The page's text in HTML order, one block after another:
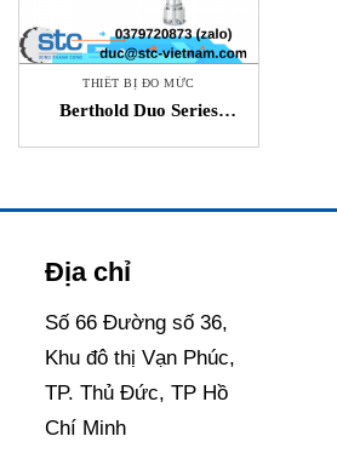
THIẾT BỊ ĐO MỨC
Berthold Duo Series
Địa chỉ
Số 66 Đường số 36,
Khu đô thị Vạn Phúc,
TP. Thủ Đức, TP Hồ
Chí Minh